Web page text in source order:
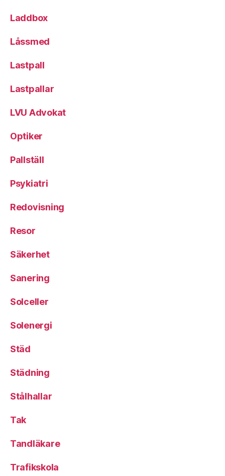
Laddbox
Låssmed
Lastpall
Lastpallar
LVU Advokat
Optiker
Pallställ
Psykiatri
Redovisning
Resor
Säkerhet
Sanering
Solceller
Solenergi
Städ
Städning
Stålhallar
Tak
Tandläkare
Trafikskola